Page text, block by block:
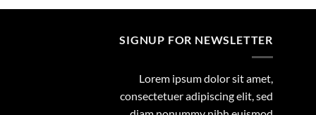
SIGNUP FOR NEWSLETTER
Lorem ipsum dolor sit amet,
consectetuer adipiscing elit, sed